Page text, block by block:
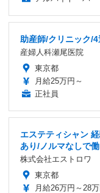
助産師/クリニック/
産婦人科瀬尾医院
東京都
月給25万円～
正社員
エステティシャン
あり/ノルマなしで
株式会社エストロワ
東京都
月給26万円～28万